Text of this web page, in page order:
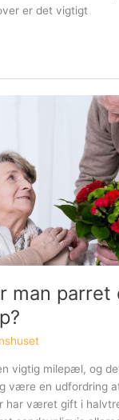
er det vigtigt
man
vigtig milepæl, og
være en udfordring
har været gift i